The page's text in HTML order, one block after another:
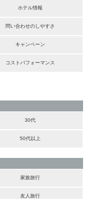
ホテル情報
問い合わせのしやすさ
キャンペーン
コストパフォーマンス
30代
50代以上
家族旅行
友人旅行